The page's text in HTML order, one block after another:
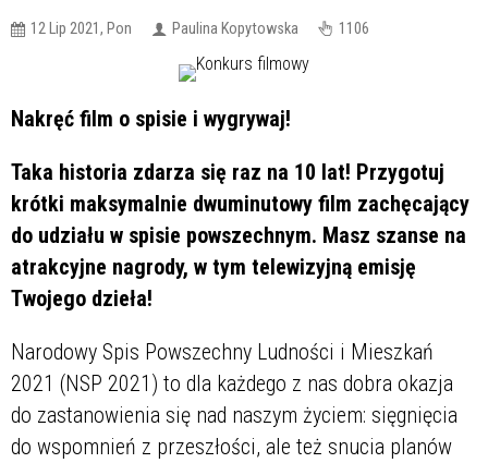
12 Lip 2021, Pon Paulina Kopytowska 1106
Nakręć film o spisie i wygrywaj!
Taka historia zdarza się raz na 10 lat! Przygotuj
krótki maksymalnie dwuminutowy film zachęcający
do udziału w spisie powszechnym. Masz szanse na
atrakcyjne nagrody, w tym telewizyjną emisję
Twojego dzieła!
Narodowy Spis Powszechny Ludności i Mieszkań
2021 (NSP 2021) to dla każdego z nas dobra okazja
do zastanowienia się nad naszym życiem: sięgnięcia
do wspomnień z przeszłości, ale też snucia planów